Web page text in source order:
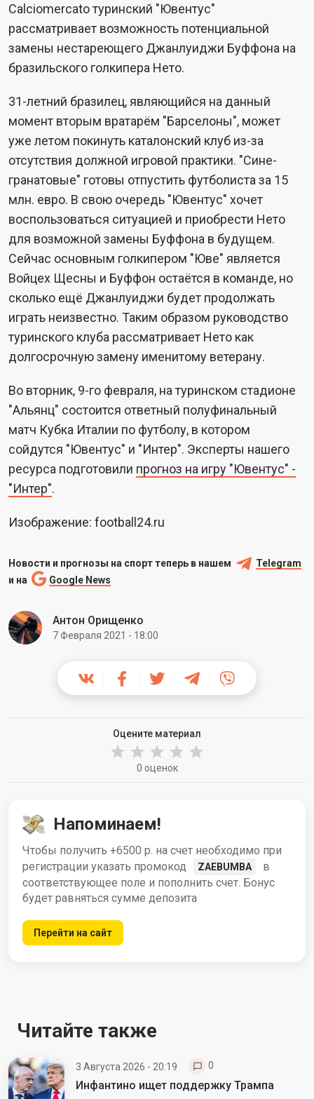
Calciomercato туринский "Ювентус"
рассматривает возможность потенциальной
замены нестареющего Джанлуиджи Буффона на
бразильского голкипера Нето.
31-летний бразилец, являющийся на данный
момент вторым вратарём "Барселоны", может
уже летом покинуть каталонский клуб из-за
отсутствия должной игровой практики. "Сине-
гранатовые" готовы отпустить футболиста за 15
млн. евро. В свою очередь "Ювентус" хочет
воспользоваться ситуацией и приобрести Нето
для возможной замены Буффона в будущем.
Сейчас основным голкипером "Юве" является
Войцех Щесны и Буффон остаётся в команде, но
сколько ещё Джанлуиджи будет продолжать
играть неизвестно. Таким образом руководство
туринского клуба рассматривает Нето как
долгосрочную замену именитому ветерану.
Во вторник, 9-го февраля, на туринском стадионе
"Альянц" состоится ответный полуфинальный
матч Кубка Италии по футболу, в котором
сойдутся "Ювентус" и "Интер". Эксперты нашего
ресурса подготовили прогноз на игру "Ювентус" -
"Интер".
Изображение: football24.ru
Новости и прогнозы на спорт теперь в нашем
Telegram
и на
Google News
Антон Орищенко
7 Февраля 2021 - 18:00
Оцените материал
0 оценок
Напоминаем!
Чтобы получить +6500 р. на счет необходимо при
регистрации указать промокод
ZAEBUMBA
в
соответствующее поле и пополнить счет. Бонус
будет равняться сумме депозита
Перейти на сайт
Читайте также
3 Августа 2026 - 20:19 0
Инфантино ищет поддержку Трампа